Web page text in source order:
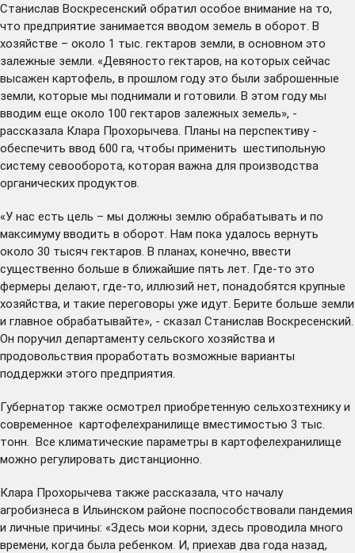
Станислав Воскресенский обратил особое внимание на то,
что предприятие занимается вводом земель в оборот. В
хозяйстве – около 1 тыс. гектаров земли, в основном это
залежные земли. «Девяносто гектаров, на которых сейчас
высажен картофель, в прошлом году это были заброшенные
земли, которые мы поднимали и готовили. В этом году мы
вводим еще около 100 гектаров залежных земель», -
рассказала Клара Прохорычева. Планы на перспективу -
обеспечить ввод 600 га, чтобы применить шестипольную
систему севооборота, которая важна для производства
органических продуктов.
«У нас есть цель – мы должны землю обрабатывать и по
максимуму вводить в оборот. Нам пока удалось вернуть
около 30 тысяч гектаров. В планах, конечно, ввести
существенно больше в ближайшие пять лет. Где-то это
фермеры делают, где-то, иллюзий нет, понадобятся крупные
хозяйства, и такие переговоры уже идут. Берите больше земли
и главное обрабатывайте», - сказал Станислав Воскресенский.
Он поручил департаменту сельского хозяйства и
продовольствия проработать возможные варианты
поддержки этого предприятия.
Губернатор также осмотрел приобретенную сельхозтехнику и
современное картофелехранилище вместимостью 3 тыс.
тонн. Все климатические параметры в картофелехранилище
можно регулировать дистанционно.
Клара Прохорычева также рассказала, что началу
агробизнеса в Ильинском районе поспособствовали пандемия
и личные причины: «Здесь мои корни, здесь проводила много
времени, когда была ребенком. И, приехав два года назад,